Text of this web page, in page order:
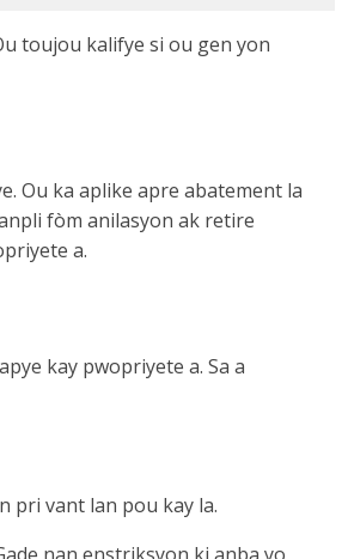
toujou kalifye si ou gen yon
Ou ka aplike apre abatement la
fòm anilasyon ak retire
a.
kay pwopriyete a. Sa a
pri vant lan pou kay la.